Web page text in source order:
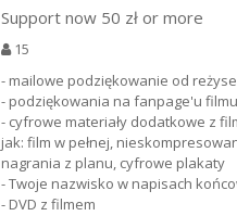
Support now 50 zł or more
15
- mailowe podziękowanie od
- podziękowania na fanpage'u filmu
- cyfrowe materiały dodatkowe z
jak: film w pełnej,
nagrania z planu, cyfrowe plakaty
- Twoje nazwisko w napisach
- DVD z filmem